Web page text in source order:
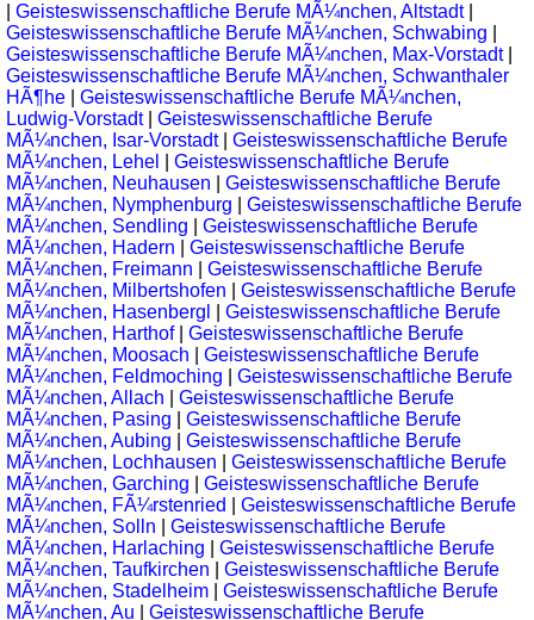
Geisteswissenschaftliche Berufe MÃ¼nchen, Altstadt
Geisteswissenschaftliche Berufe MÃ¼nchen, Schwabing
Geisteswissenschaftliche Berufe MÃ¼nchen, Max-Vorstadt
Geisteswissenschaftliche Berufe MÃ¼nchen, Schwanthaler
HÃ¶he
Geisteswissenschaftliche Berufe MÃ¼nchen,
Ludwig-Vorstadt
Geisteswissenschaftliche Berufe
MÃ¼nchen, Isar-Vorstadt
Geisteswissenschaftliche Berufe
MÃ¼nchen, Lehel
Geisteswissenschaftliche Berufe
MÃ¼nchen, Neuhausen
Geisteswissenschaftliche Berufe
MÃ¼nchen, Nymphenburg
Geisteswissenschaftliche Berufe
MÃ¼nchen, Sendling
Geisteswissenschaftliche Berufe
MÃ¼nchen, Hadern
Geisteswissenschaftliche Berufe
MÃ¼nchen, Freimann
Geisteswissenschaftliche Berufe
MÃ¼nchen, Milbertshofen
Geisteswissenschaftliche Berufe
MÃ¼nchen, Hasenbergl
Geisteswissenschaftliche Berufe
MÃ¼nchen, Harthof
Geisteswissenschaftliche Berufe
MÃ¼nchen, Moosach
Geisteswissenschaftliche Berufe
MÃ¼nchen, Feldmoching
Geisteswissenschaftliche Berufe
MÃ¼nchen, Allach
Geisteswissenschaftliche Berufe
MÃ¼nchen, Pasing
Geisteswissenschaftliche Berufe
MÃ¼nchen, Aubing
Geisteswissenschaftliche Berufe
MÃ¼nchen, Lochhausen
Geisteswissenschaftliche Berufe
MÃ¼nchen, Garching
Geisteswissenschaftliche Berufe
MÃ¼nchen, FÃ¼rstenried
Geisteswissenschaftliche Berufe
MÃ¼nchen, Solln
Geisteswissenschaftliche Berufe
MÃ¼nchen, Harlaching
Geisteswissenschaftliche Berufe
MÃ¼nchen, Taufkirchen
Geisteswissenschaftliche Berufe
MÃ¼nchen, Stadelheim
Geisteswissenschaftliche Berufe
MÃ¼nchen, Au
Geisteswissenschaftliche Berufe